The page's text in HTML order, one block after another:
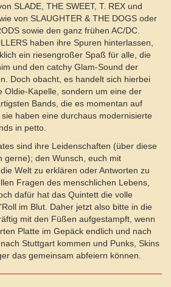
SLADE, THE SWEET, T. REX und
von SLAUGHTER & THE DOGS oder
sowie den ganz frühen AC/DC.
haben ihre Spuren hinterlassen,
ein riesengroßer Spaß für alle, die
und den catchy Glam-Sound der
Doch obacht, es handelt sich hierbei
Oldie-Kapelle, sondern um eine der
Bands, die es momentan auf
haben eine durchaus modernisierte
in petto.
sind ihre Leidenschaften (über diese
gerne); den Wunsch, euch mit
Welt zu erklären oder Antworten zu
Fragen des menschlichen Lebens,
dafür hat das Quintett die volle
im Blut. Daher jetzt also bitte in die
mit den Füßen aufgestampft, wenn
Platte im Gepäck endlich und nach
Stuttgart kommen und Punks, Skins
das gemeinsam abfeiern können.